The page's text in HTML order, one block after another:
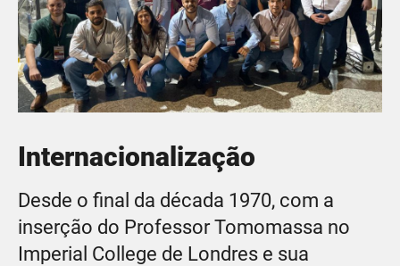
Internacionalização
Desde o final da década 1970, com a
inserção do Professor Tomomassa no
Imperial College de Londres e sua